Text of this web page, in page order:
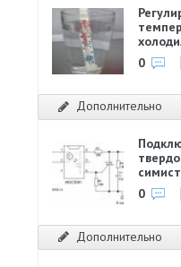
0
Дополнительно
0
Дополнительно